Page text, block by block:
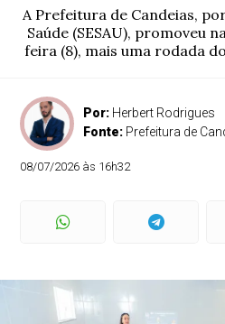
A Prefeitura de Candeias,
Saúde (SESAU), promoveu
feira (8), mais uma rodada
Por: Herbert Rodrigues
Fonte: Prefeitura de
08/07/2026 às 16h32